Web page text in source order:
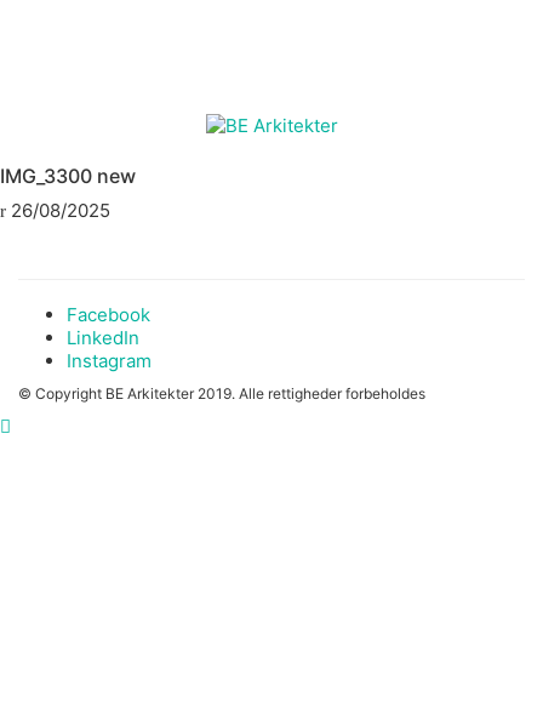
IMG_3300 new
26/08/2025
Facebook
LinkedIn
Instagram
© Copyright BE Arkitekter 2019. Alle rettigheder forbeholdes